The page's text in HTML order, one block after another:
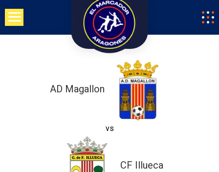
Saltar
contenido
AD Magallon
vs
CF Illueca